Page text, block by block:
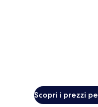
Scopri i prezzi